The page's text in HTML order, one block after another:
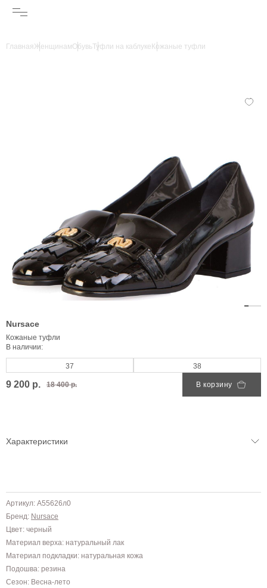
ГлавнаяЖенщинамОбувьТуфли на каблуке Кожаные туфли
Nursace
Кожаные туфли
В наличии:
37 38
9 200 р. 18 400 р. В корзину
Характеристики
Артикул: A55626л0
Бренд: Nursace
Цвет: черный
Материал верха: натуральный лак
Материал подкладки: натуральная кожа
Подошва: резина
Сезон: Весна-лето